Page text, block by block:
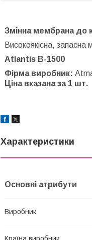
Змінна мембрана до
Високоякісна,
Atlantis B-1500
Фірма виробник:
Ціна вказана за 1 шт.
Характеристики
Основні атрибути
Виробник
Країна виробник